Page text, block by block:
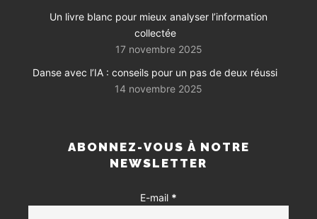
Un livre blanc pour mieux analyser l’information
collectée
17 novembre 2025
Danse avec l’IA : conseils pour un pas de deux réussi
14 novembre 2025
ABONNEZ-VOUS À NOTRE
NEWSLETTER
E-mail *